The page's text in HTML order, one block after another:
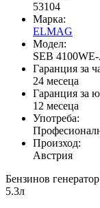
53104
Марка:
ELMAG
Модел:
SEB
Гаранция за
24 месеца
Гаранция за
12 месеца
Употреба:
Произход:
Австрия
Бензинов
5.3л